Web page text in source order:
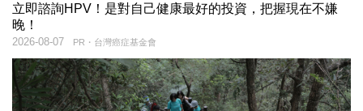
立即諮詢HPV！是對自己健康最好的投資，把握現在不嫌
晚！
PR・台灣癌症基金會
2026-08-07